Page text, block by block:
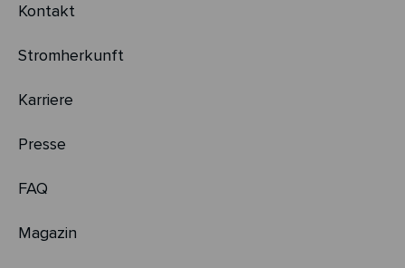
Kontakt
Stromherkunft
Karriere
Presse
FAQ
Magazin